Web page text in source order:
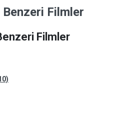
Filmler
Filmler